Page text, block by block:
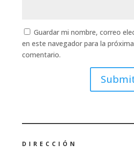
Guardar mi nombre, correo
en este navegador para la
comentario.
DIRECCIÓN